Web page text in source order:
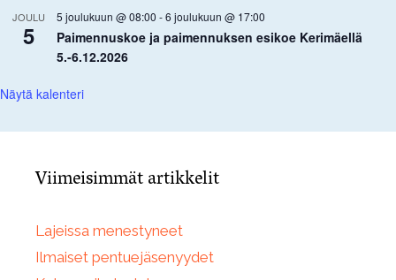
JOULU
5
5 joulukuun @ 08:00 -6 joulukuun @ 17:00
Paimennuskoe ja paimennuksen esikoe Kerimäellä
5.-6.12.2026
Näytä kalenteri
Viimeisimmät artikkelit
Lajeissa menestyneet
Ilmaiset pentuejäsenyydet